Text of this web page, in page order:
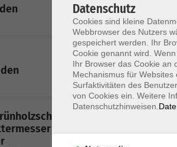
So.
–
und
Datenschutz
Cookies sind kleine
Webbrowser des Nutzers
gespeichert werden. Ihr
Cookie genannt wird.
Ihr Browser das Cookie an
Mechanismus für
Surfaktivitäten des
von Cookies ein. Weitere
Datenschutzhinweisen.